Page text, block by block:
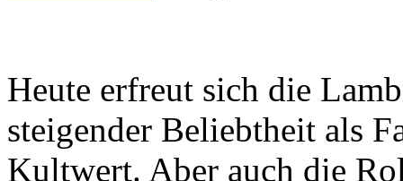
Heute erfreut sich die
steigender Beliebtheit als
Kultwert. Aber auch die